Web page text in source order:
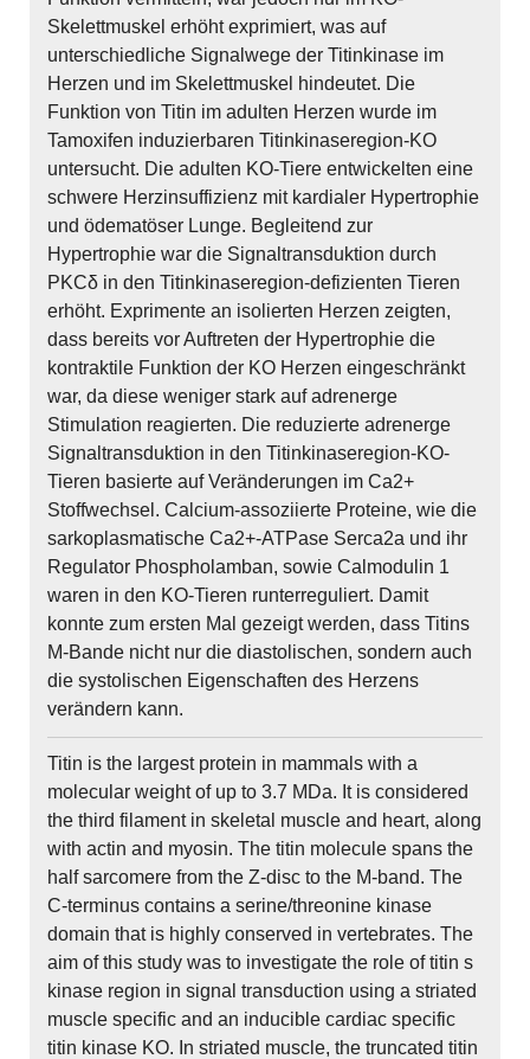
Skelettmuskel erhöht exprimiert, was auf
unterschiedliche Signalwege der Titinkinase im
Herzen und im Skelettmuskel hindeutet. Die
Funktion von Titin im adulten Herzen wurde im
Tamoxifen induzierbaren Titinkinaseregion-KO
untersucht. Die adulten KO-Tiere entwickelten eine
schwere Herzinsuffizienz mit kardialer Hypertrophie
und ödematöser Lunge. Begleitend zur
Hypertrophie war die Signaltransduktion durch
PKCδ in den Titinkinaseregion-defizienten Tieren
erhöht. Exprimente an isolierten Herzen zeigten,
dass bereits vor Auftreten der Hypertrophie die
kontraktile Funktion der KO Herzen eingeschränkt
war, da diese weniger stark auf adrenerge
Stimulation reagierten. Die reduzierte adrenerge
Signaltransduktion in den Titinkinaseregion-KO-
Tieren basierte auf Veränderungen im Ca2+
Stoffwechsel. Calcium-assoziierte Proteine, wie die
sarkoplasmatische Ca2+-ATPase Serca2a und ihr
Regulator Phospholamban, sowie Calmodulin 1
waren in den KO-Tieren runterreguliert. Damit
konnte zum ersten Mal gezeigt werden, dass Titins
M-Bande nicht nur die diastolischen, sondern auch
die systolischen Eigenschaften des Herzens
verändern kann.
Titin is the largest protein in mammals with a
molecular weight of up to 3.7 MDa. It is considered
the third filament in skeletal muscle and heart, along
with actin and myosin. The titin molecule spans the
half sarcomere from the Z-disc to the M-band. The
C-terminus contains a serine/threonine kinase
domain that is highly conserved in vertebrates. The
aim of this study was to investigate the role of titin s
kinase region in signal transduction using a striated
muscle specific and an inducible cardiac specific
titin kinase KO. In striated muscle, the truncated titin